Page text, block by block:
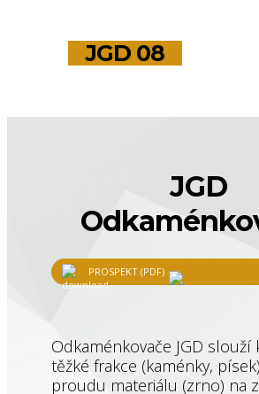
JGD 08
JGD
PROSPEKT (PDF)
Odkaménkovače JGD
těžké frakce (kaménky,
proudu materiálu (zrno) na